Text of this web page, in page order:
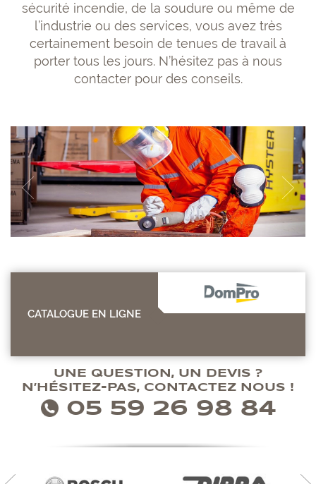
sécurité incendie, de la soudure ou même de
l’industrie ou des services, vous avez très
certainement besoin de tenues de travail à
porter tous les jours. N’hésitez pas à nous
contacter pour des conseils.
CATALOGUE EN LIGNE
UNE QUESTION, UN DEVIS ?
N’HÉSITEZ-PAS, CONTACTEZ NOUS !
05 59 26 98 84